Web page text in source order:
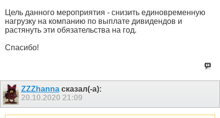
Цель данного мероприятия - снизить единовременную
нагрузку на компанию по выплате дивидендов и
растянуть эти обязательства на год.
Спасибо!
ZZZhannaсказал(-а):
20.10.2020 21:09